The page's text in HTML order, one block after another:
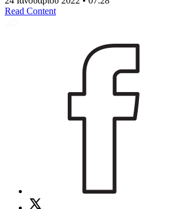
Read Content